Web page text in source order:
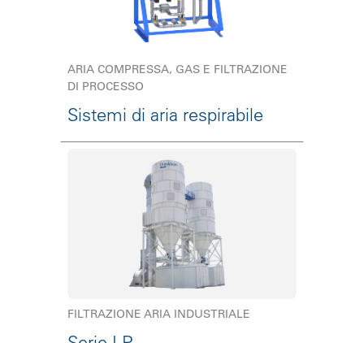
ARIA COMPRESSA, GAS E FILTRAZIONE
DI PROCESSO
Sistemi di aria respirabile
FILTRAZIONE ARIA INDUSTRIALE